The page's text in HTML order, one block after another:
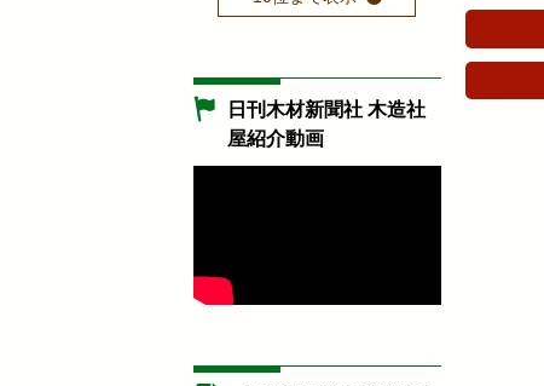
日刊木材新聞社 木造社
屋紹介動画